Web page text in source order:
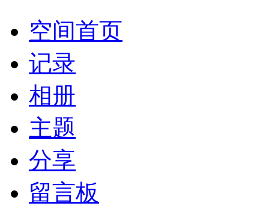
空间首页
记录
相册
主题
分享
留言板